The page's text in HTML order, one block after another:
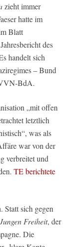
zieht immer
hatte im
Blatt
des
handelt sich
– Bund
BdA.
„mit offen
letztlich
was als
war von der
verbreitet und
TE berichtete
Statt sich gegen
Jungen Freiheit, der
Die